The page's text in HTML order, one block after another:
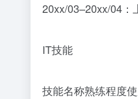
20xx/03–20xx/04：
IT技能
技能名称熟练程度